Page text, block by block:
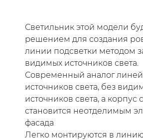
Светильник этой модели
решением для создания
линии подсветки методом
видимых источников света.
Современный аналог
источников света, без
источников света, а корпус
становится неотделимым
фасада
Легко монтируются в